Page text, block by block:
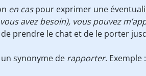
en caspour exprimer une
avez besoin), vous pouvez
de prendre le chat et de le porter
synonyme de rapporter. Exemple :